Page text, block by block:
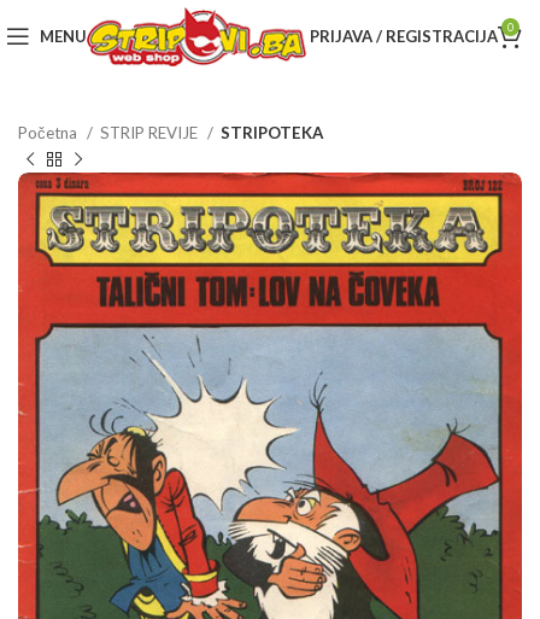
MENU PRIJAVA / REGISTRACIJA 0
Početna STRIP REVIJE STRIPOTEKA